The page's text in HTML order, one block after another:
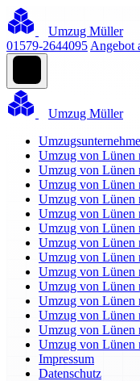
Umzug Müller
01579-2644095 Angebot
Umzug Müller
Umzug von Lünen
Umzug von Lünen
Umzug von Lünen
Umzug von Lünen
Umzug von Lünen
Umzug von Lünen
Umzug von Lünen
Umzug von Lünen
Umzug von Lünen
Umzug von Lünen
Umzug von Lünen
Umzug von Lünen
Umzug von Lünen
Umzug von Lünen
Impressum
Datenschutz